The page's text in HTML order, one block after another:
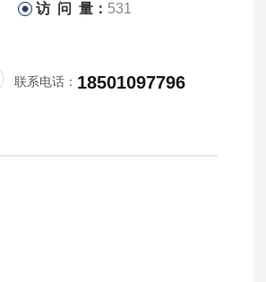
访 问 量： 531
联系电话： 18501097796